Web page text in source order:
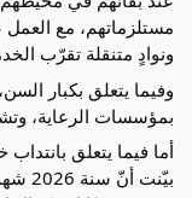
مستلزماتهم، مع
ونوادٍ متنقلة تقرّب
وفيما يتعلق بكبار
بمؤسسات الرعاية،
أما فيما يتعلق